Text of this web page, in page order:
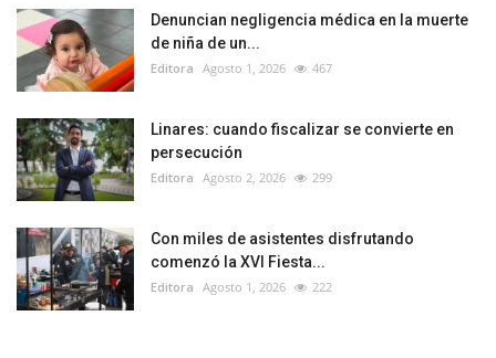
Denuncian negligencia médica en la muerte
de niña de un...
Editora Agosto 1, 2026 467
Linares: cuando fiscalizar se convierte en
persecución
Editora Agosto 2, 2026 299
Con miles de asistentes disfrutando
comenzó la XVI Fiesta...
Editora Agosto 1, 2026 222